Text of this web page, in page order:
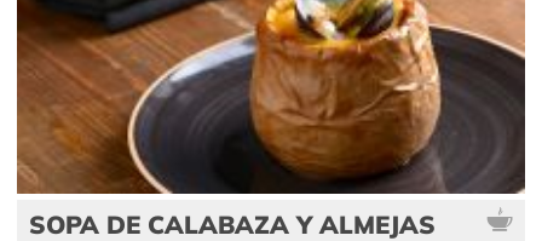
SOPA DE CALABAZA Y ALMEJAS